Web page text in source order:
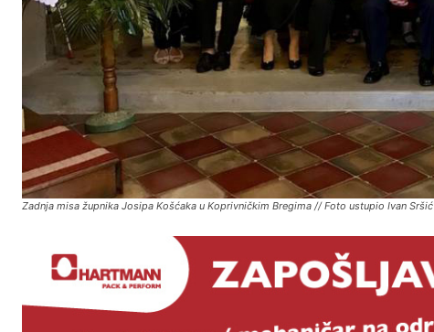
Zadnja misa župnika Josipa Košćaka u Koprivničkim Bregima // Foto ustupio Ivan Sršić